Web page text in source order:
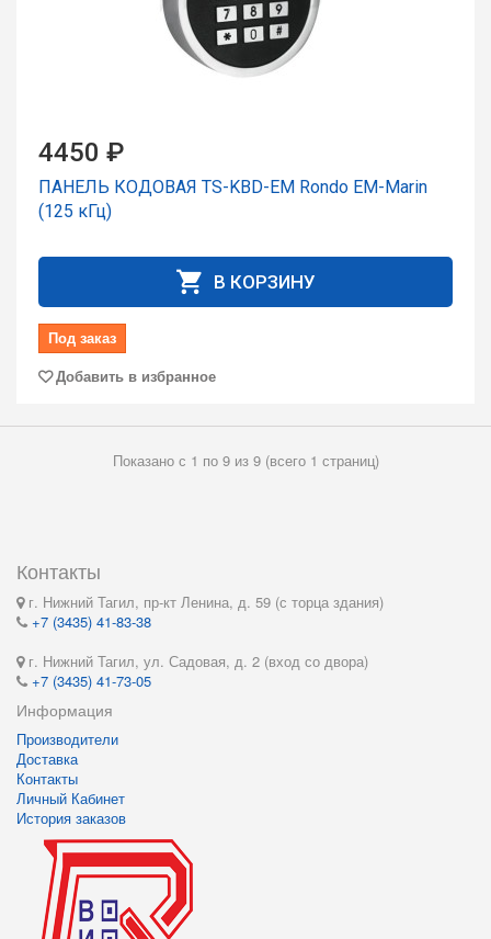
4450 ₽
ПАНЕЛЬ КОДОВАЯ TS-KBD-EM Rondo EM-Marin
(125 кГц)
В КОРЗИНУ
Под заказ
Добавить в избранное
Показано с 1 по 9 из 9 (всего 1 страниц)
Контакты
г. Нижний Тагил, пр-кт Ленина, д. 59 (с торца здания)
+7 (3435) 41-83-38
г. Нижний Тагил, ул. Садовая, д. 2 (вход со двора)
+7 (3435) 41-73-05
Информация
Производители
Доставка
Контакты
Личный Кабинет
История заказов